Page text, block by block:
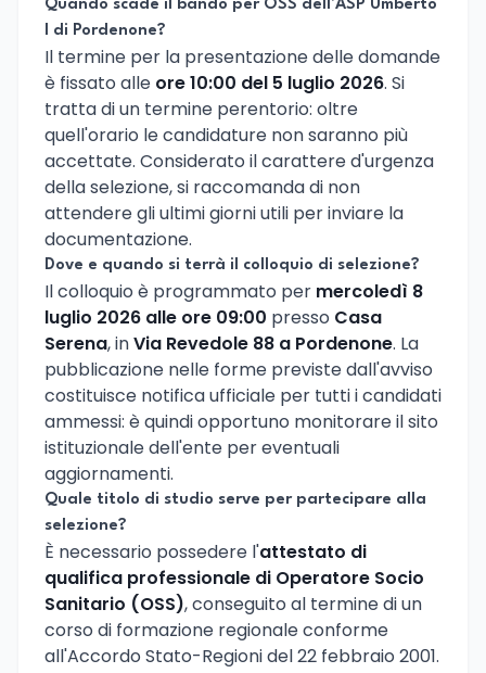
Quando scade il bando per OSS dell'ASP Umberto
I di Pordenone?
Il termine per la presentazione delle domande
è fissato alle ore 10:00 del 5 luglio 2026. Si
tratta di un termine perentorio: oltre
quell'orario le candidature non saranno più
accettate. Considerato il carattere d'urgenza
della selezione, si raccomanda di non
attendere gli ultimi giorni utili per inviare la
documentazione.
Dove e quando si terrà il colloquio di selezione?
Il colloquio è programmato per mercoledì 8
luglio 2026 alle ore 09:00 presso Casa
Serena, inVia Revedole 88 a Pordenone. La
pubblicazione nelle forme previste dall'avviso
costituisce notifica ufficiale per tutti i candidati
ammessi: è quindi opportuno monitorare il sito
istituzionale dell'ente per eventuali
aggiornamenti.
Quale titolo di studio serve per partecipare alla
selezione?
È necessario possedere l'attestato di
qualifica professionale di Operatore Socio
Sanitario (OSS), conseguito al termine di un
corso di formazione regionale conforme
all'Accordo Stato-Regioni del 22 febbraio 2001.